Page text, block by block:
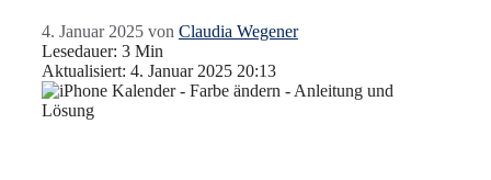
4. Januar 2025 von Claudia Wegener
Lesedauer: 3 Min
Aktualisiert: 4. Januar 2025 20:13